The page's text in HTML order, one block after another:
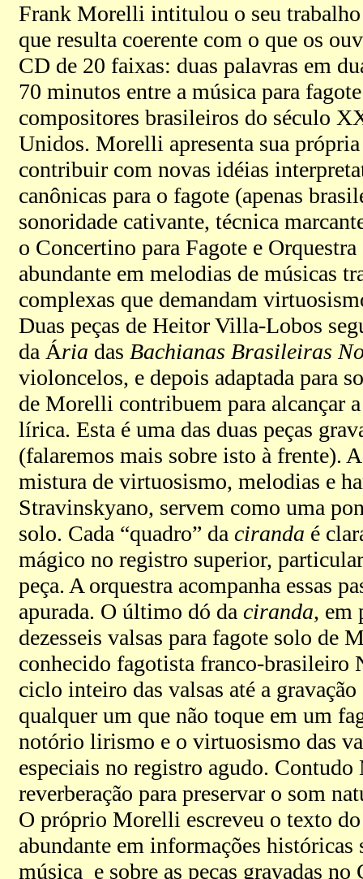
Frank Morelli intitulou o seu
que resulta coerente com o que os
CD de 20 faixas: duas palavras em
70 minutos entre a música para
compositores brasileiros do século
Unidos. Morelli apresenta sua
contribuir com novas idéias
canônicas para o fagote (apenas
sonoridade cativante, técnica
o Concertino para Fagote e
abundante em melodias de músicas
complexas que demandam
Duas peças de Heitor Villa-Lobos
da Ária das Bachianas Brasileiras
violoncelos, e depois adaptada para
de Morelli contribuem para alcançar
lírica. Esta é uma das duas peças
(falaremos mais sobre isto à frente).
mistura de virtuosismo, melodias e
Stravinskyano, servem como uma
solo. Cada “quadro” da ciranda é
mágico no registro superior,
peça. A orquestra acompanha essas
apurada. O último dó da ciranda, em
dezesseis valsas para fagote solo de
conhecido fagotista franco-brasileiro
ciclo inteiro das valsas até a
qualquer um que não toque em um
notório lirismo e o virtuosismo das
especiais no registro agudo.
reverberação para preservar o som
O próprio Morelli escreveu o texto do
abundante em informações
música e sobre as peças gravadas